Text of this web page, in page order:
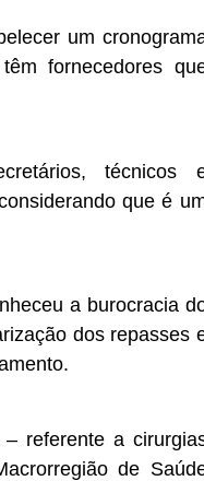
um
fornecedores
técnicos
que é
a burocracia
dos repasses
referente a
de